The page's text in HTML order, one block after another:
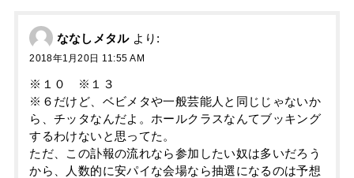
ななしメタル より:
2018年1月20日 11:55 AM
※１０ ※１３
※６だけど、ベビメタや一般芸能人と同じじゃないか
ら、チッタなんだよ。ホールクラスなんてブッキング
するわけないと思ってた。
ただ、この訃報の流れなら参加したい奴は多いだろう
から、人数的に安パイな会場なら抽選になるのは予想